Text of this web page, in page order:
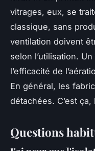
vitrages, eux, se
classique, sans
ventilation doivent
selon l’utilisation.
l’efficacité de
En général, les
détachées. C’est
Questions